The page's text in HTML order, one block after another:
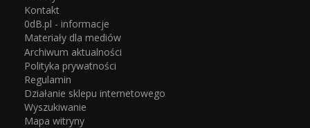
Kontakt
0dB.pl - informacje
Materiały dla mediów
Archiwum aktualności
Polityka prywatności
Regulamin
Działanie sklepu internetowego
Wyszukiwanie
Mapa witryny